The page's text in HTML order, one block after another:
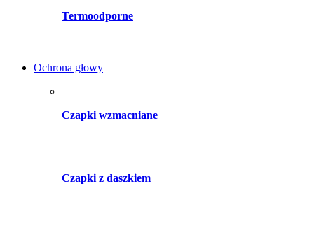
Termoodporne
Ochrona głowy
Czapki wzmacniane
Czapki z daszkiem